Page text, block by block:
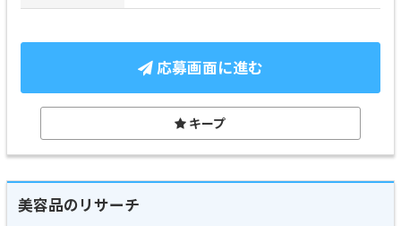
応募画面に進む
キープ
美容品のリサーチ